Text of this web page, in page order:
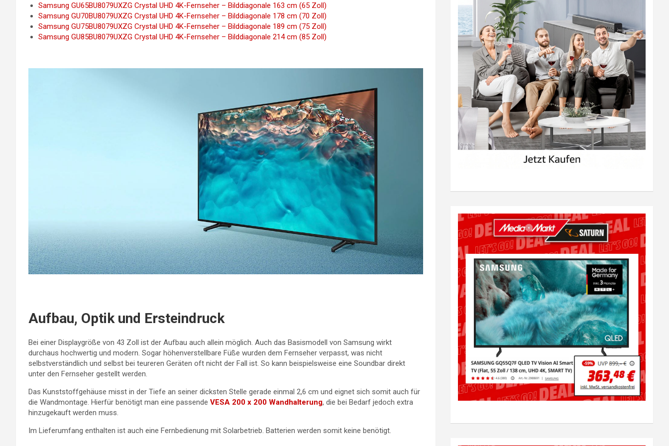
Samsung GU65BU8079UXZG Crystal UHD 4K-Fernseher – Bilddiagonale 163 cm (65 Zoll)
Samsung GU70BU8079UXZG Crystal UHD 4K-Fernseher – Bilddiagonale 178 cm (70 Zoll)
Samsung GU75BU8079UXZG Crystal UHD 4K-Fernseher – Bilddiagonale 189 cm (75 Zoll)
Samsung GU85BU8079UXZG Crystal UHD 4K-Fernseher – Bilddiagonale 214 cm (85 Zoll)
Aufbau, Optik und Ersteindruck
Bei einer Displaygröße von 43 Zoll ist der Aufbau auch allein möglich. Auch das Basismodell von Samsung wirkt
durchaus hochwertig und modern. Sogar höhenverstellbare Füße wurden dem Fernseher verpasst, was nicht
selbstverständlich und selbst bei teureren Geräten oft nicht der Fall ist. So kann beispielsweise eine Soundbar direkt
unter den Fernseher gestellt werden.
Das Kunststoffgehäuse misst in der Tiefe an seiner dicksten Stelle gerade einmal 2,6 cm und eignet sich somit auch für
die Wandmontage. Hierfür benötigt man eine passende VESA 200 x 200 Wandhalterung, die bei Bedarf jedoch extra
hinzugekauft werden muss.
Im Lieferumfang enthalten ist auch eine Fernbedienung mit Solarbetrieb. Batterien werden somit keine benötigt.